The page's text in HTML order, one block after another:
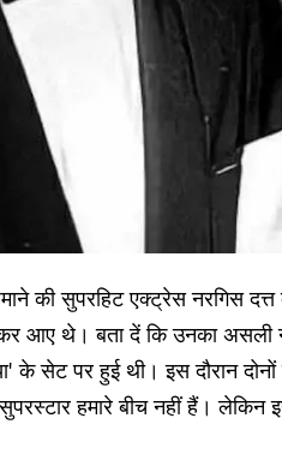
की सुपरहिट एक्ट्रेस नरगिस दत्त
आए थे। बता दें कि उनका असली
के सेट पर हुई थी। इस दौरान
हमारे बीच नहीं हैं।